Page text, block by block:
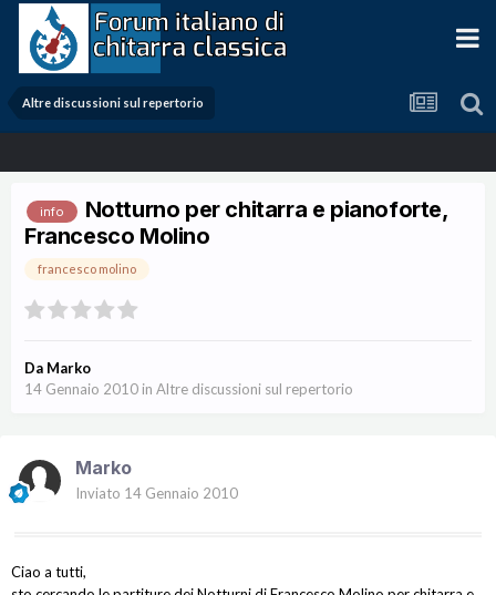
Altre discussioni sul repertorio
info
Notturno per chitarra e pianoforte,
Francesco Molino
francesco molino
Da Marko
14 Gennaio 2010 in Altre discussioni sul repertorio
Marko
Inviato 14 Gennaio 2010
Ciao a tutti,